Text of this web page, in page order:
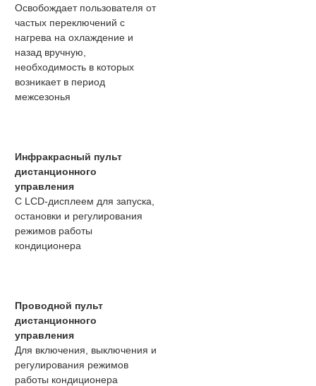
Освобождает пользователя от
частых переключений с
нагрева на охлаждение и
назад вручную,
необходимость в которых
возникает в период
межсезонья
Инфракрасный пульт
дистанционного
управления
С LCD-дисплеем для запуска,
остановки и регулирования
режимов работы
кондиционера
Проводной пульт
дистанционного
управления
Для включения, выключения и
регулирования режимов
работы кондиционера